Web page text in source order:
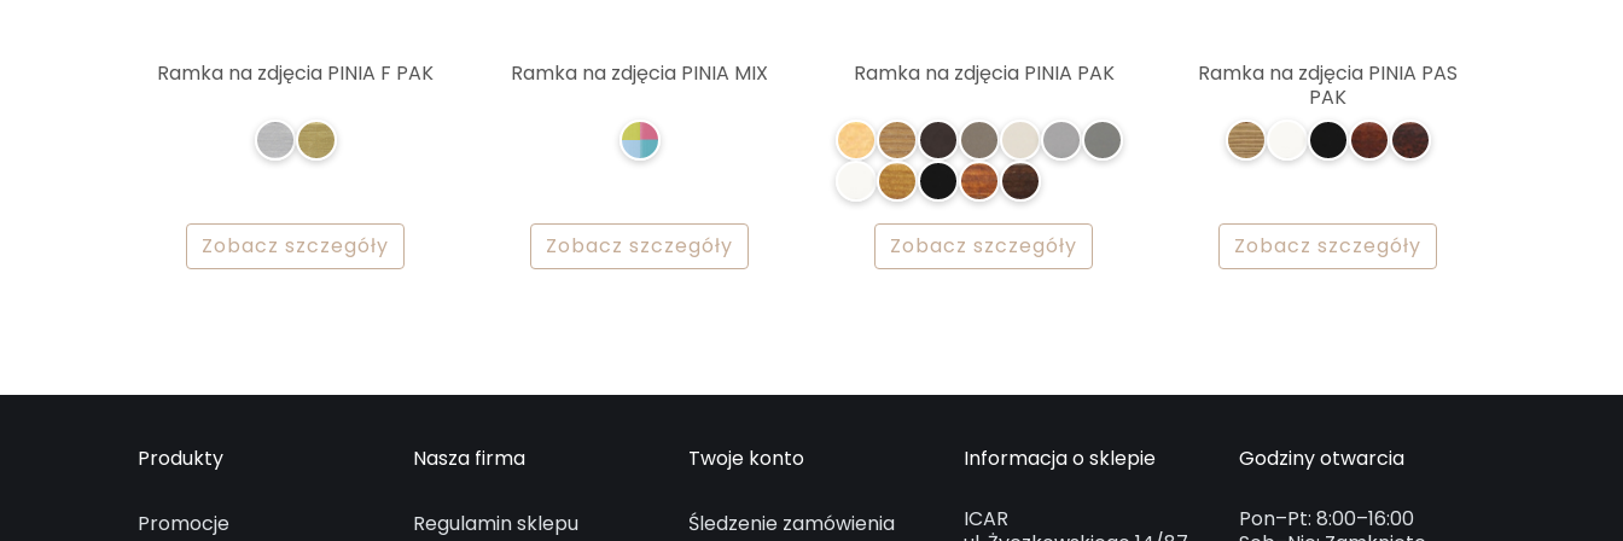
Ramka na zdjęcia PINIA F PAK
Zobacz szczegóły
Ramka na zdjęcia PINIA MIX
Zobacz szczegóły
Ramka na zdjęcia PINIA PAK
Zobacz szczegóły
Ramka na zdjęcia PINIA PAS
PAK
Zobacz szczegóły
Produkty
Promocje
Nasza firma
Regulamin sklepu
Twoje konto
Śledzenie zamówienia
Informacja o sklepie
ICAR
Godziny otwarcia
Pon–Pt: 8:00–16:00